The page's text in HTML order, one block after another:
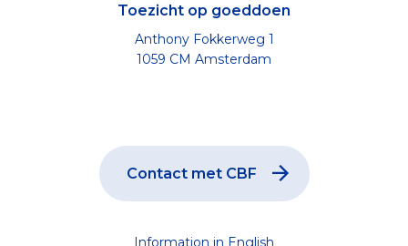
Toezicht op goeddoen
Anthony Fokkerweg 1
1059 CM Amsterdam
Contact met CBF
Information in English